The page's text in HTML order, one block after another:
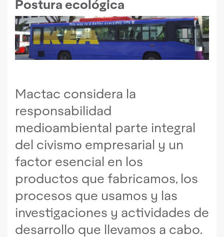
Postura ecológica
Mactac considera la
responsabilidad
medioambiental parte integral
del civismo empresarial y un
factor esencial en los
productos que fabricamos, los
procesos que usamos y las
investigaciones y actividades de
desarrollo que llevamos a cabo.